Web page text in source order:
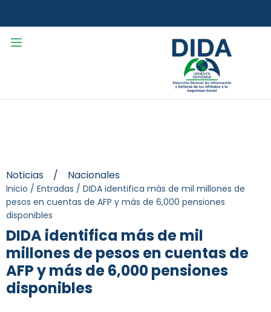
Noticias / Nacionales
Inicio / Entradas / DIDA identifica más de mil millones de
pesos en cuentas de AFP y más de 6,000 pensiones
disponibles
DIDA identifica más de mil
millones de pesos en cuentas de
AFP y más de 6,000 pensiones
disponibles